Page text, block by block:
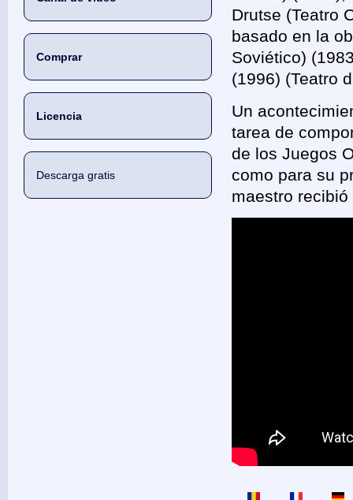
Comprar
Licencia
Descarga gratis
Drutse (Teatro
basado en la
Soviético)
(1996) (Teatro
Un
tarea de
de los Juegos
como para su
maestro